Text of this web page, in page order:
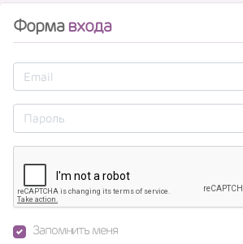
Формавхода
Запомнить меня